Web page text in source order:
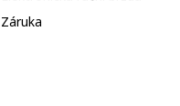
Záruka